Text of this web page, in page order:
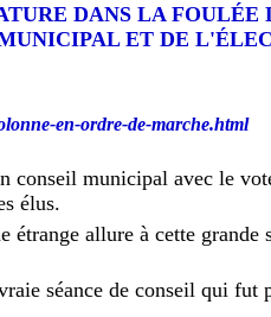
DANS LA FOULÉE
ET DE
en-ordre-de-marche.html
conseil municipal avec le
élus.
étrange allure à cette grande
séance de conseil qui fut